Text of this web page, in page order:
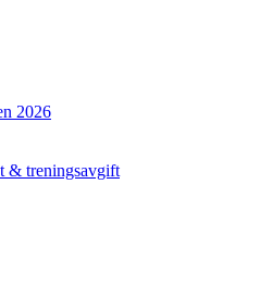
2026
& treningsavgift